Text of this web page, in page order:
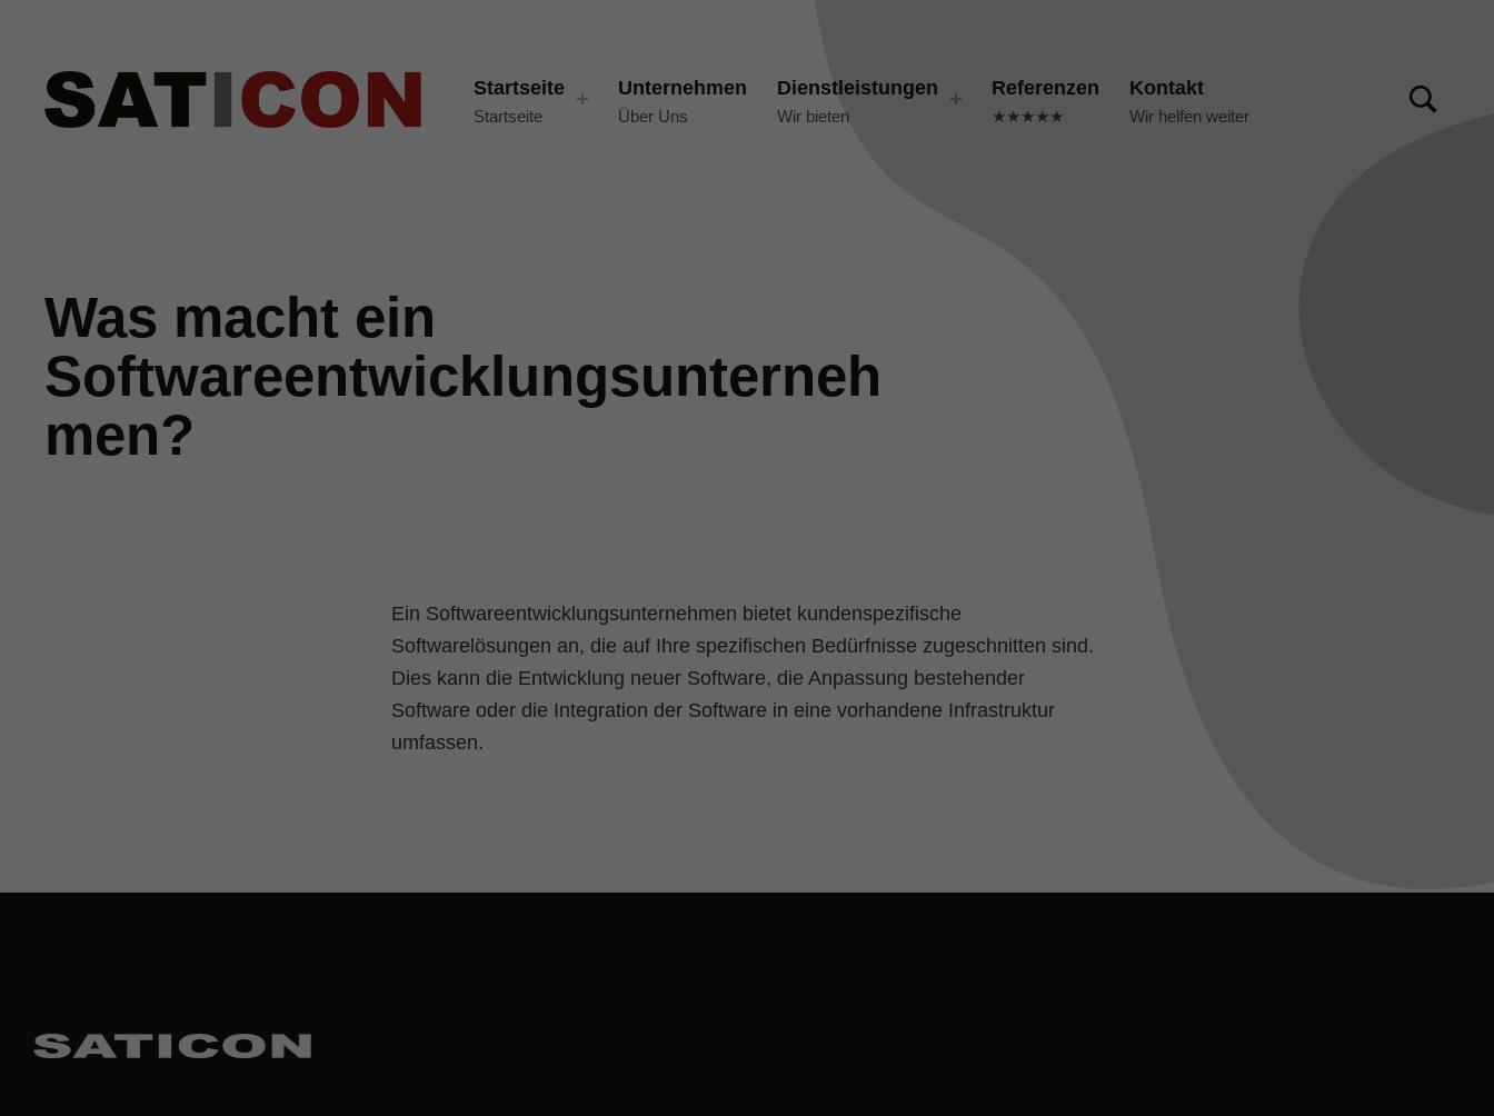
Startseite
Startseite
Unternehmen
Über Uns
Dienstleistungen
Wir bieten
Referenzen
★★★★★
Kontakt
Wir helfen weiter
Was macht ein
Softwareentwicklungsunterneh
men?
Ein Softwareentwicklungsunternehmen bietet kundenspezifische
Softwarelösungen an, die auf Ihre spezifischen Bedürfnisse zugeschnitten sind.
Dies kann die Entwicklung neuer Software, die Anpassung bestehender
Software oder die Integration der Software in eine vorhandene Infrastruktur
umfassen.